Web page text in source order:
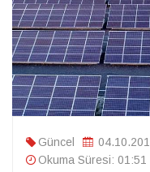
Güncel
Okuma Süresi: 01:51